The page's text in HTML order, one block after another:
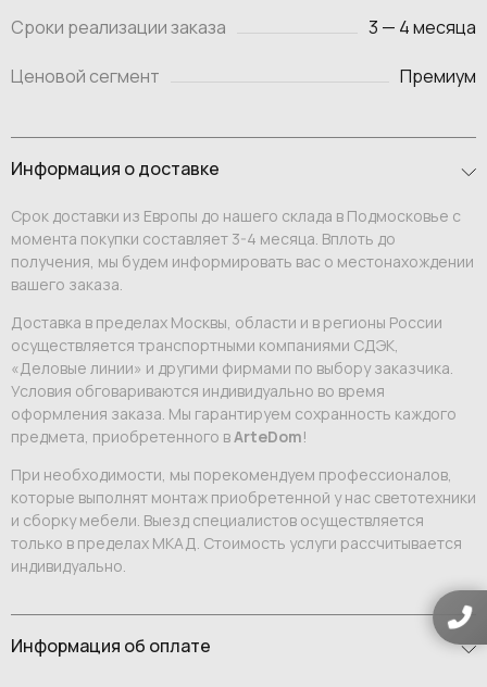
Сроки реализации заказа 3 — 4 месяца
Ценовой сегмент Премиум
Информация о доставке
Срок доставки из Европы до нашего склада в Подмосковье с
момента покупки составляет 3-4 месяца. Вплоть до
получения, мы будем информировать вас о местонахождении
вашего заказа.
Доставка в пределах Москвы, области и в регионы России
осуществляется транспортными компаниями СДЭК,
«Деловые линии» и другими фирмами по выбору заказчика.
Условия обговариваются индивидуально во время
оформления заказа. Мы гарантируем сохранность каждого
предмета, приобретенного вArteDom!
При необходимости, мы порекомендуем профессионалов,
которые выполнят монтаж приобретенной у нас светотехники
и сборку мебели. Выезд специалистов осуществляется
только в пределах МКАД. Стоимость услуги рассчитывается
индивидуально.
Информация об оплате